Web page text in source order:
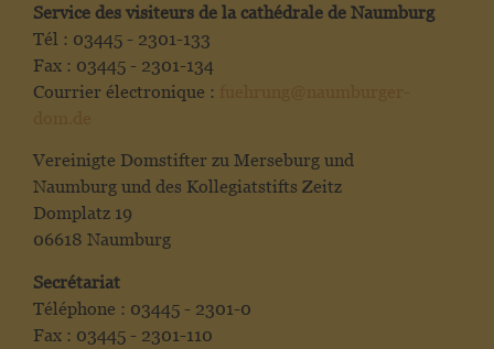
Service des visiteurs de la cathédrale de Naumburg
Tél : 03445 - 2301-133
Fax : 03445 - 2301-134
Courrier électronique :
Vereinigte Domstifter zu Merseburg und
Naumburg und des Kollegiatstifts Zeitz
Domplatz 19
06618 Naumburg
Secrétariat
Téléphone : 03445 - 2301-0
Fax : 03445 - 2301-110